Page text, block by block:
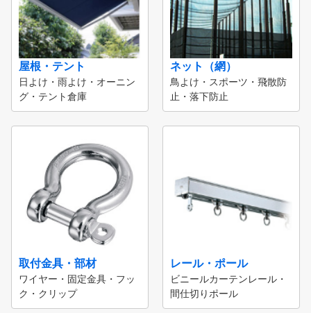
屋根・テント
日よけ・雨よけ・オーニン
グ・テント倉庫
ネット（網）
鳥よけ・スポーツ・飛散防
止・落下防止
取付金具・部材
ワイヤー・固定金具・フッ
ク・クリップ
レール・ポール
ビニールカーテンレール・
間仕切りポール